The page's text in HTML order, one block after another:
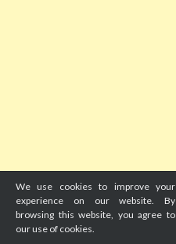
We use cookies to improve your
experience on our website. By
browsing this website, you agree to
our use of cookies.